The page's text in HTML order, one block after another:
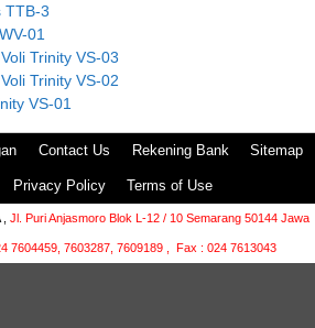
TTB-3
01
Trinity VS-03
Trinity VS-02
VS-01
Contact Us Rekening Bank Sitemap
Privacy Policy Terms of Use
Jl. Puri Anjasmoro Blok L-12 / 10 Semarang 50144 Jawa
7604459, 7603287, 7609189 , Fax : 024 7613043